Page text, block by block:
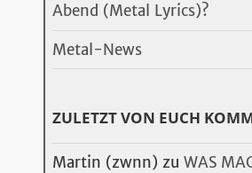
Abend (Metal Lyrics)?
Metal-News
ZULETZT VON EUCH
Martin (zwnn) zu WAS